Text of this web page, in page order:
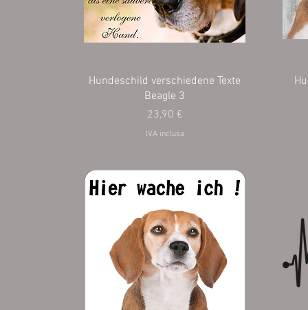
Hundeschild verschiedene Texte
Beagle 3
Prezzo
23,90 €
IVA inclusa